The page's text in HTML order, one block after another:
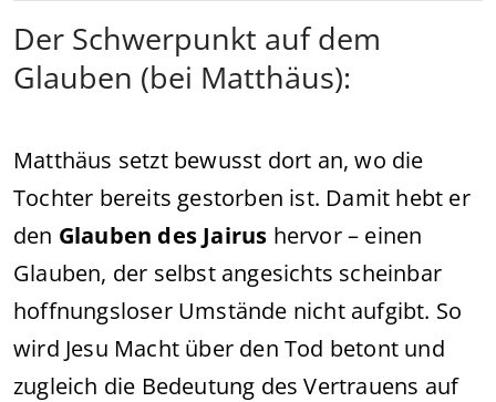
Der Schwerpunkt auf dem
Glauben (bei Matthäus):
Matthäus setzt bewusst dort an, wo die
Tochter bereits gestorben ist. Damit hebt er
den Glauben des Jairus hervor – einen
Glauben, der selbst angesichts scheinbar
hoffnungsloser Umstände nicht aufgibt. So
wird Jesu Macht über den Tod betont und
zugleich die Bedeutung des Vertrauens auf